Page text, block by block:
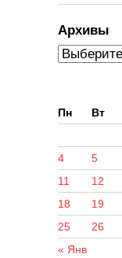
Архивы
Пн
Вт
« Янв
4
5
11
12
18
19
25
26